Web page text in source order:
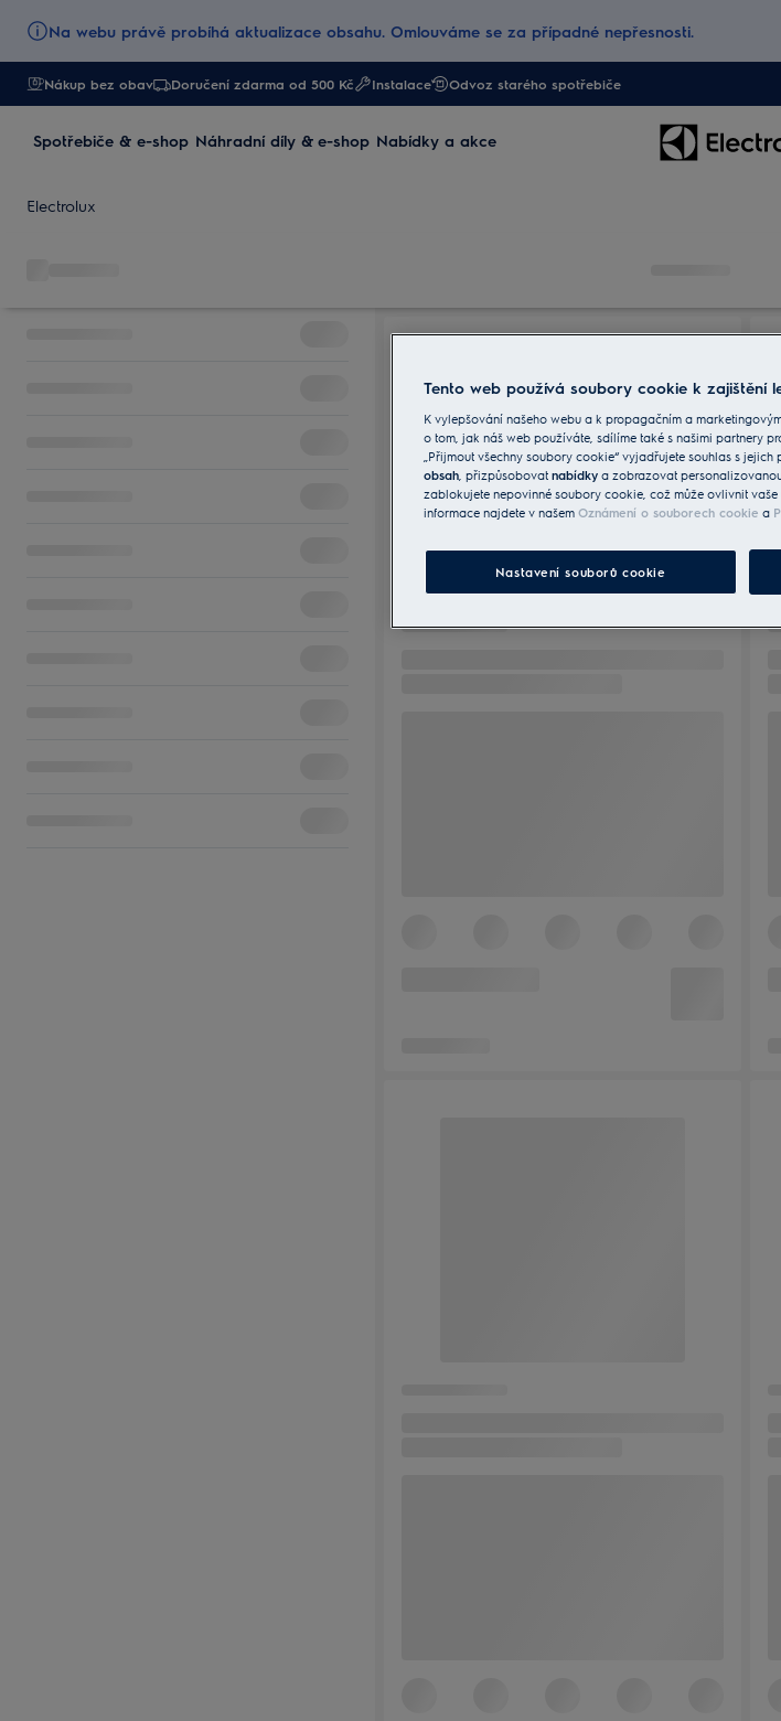
Na webu právě probíhá aktualizace obsahu. Omlouváme se za případné nepřesnosti.
Nákup bez obav Doručení zdarma od 500 Kč Instalace Odvoz starého spotřebiče
Spotřebiče & e-shop Náhradní díly & e-shop Nabídky a akce
Electrolux
Tento web používá soubory cookie k zajištění
K vylepšování našeho webu a k propagačním a
o tom, jak náš web používáte, sdílíme také s našimi partnery
„Přijmout všechny soubory cookie“ vyjadřujete souhlas s
obsah , přizpůsobovat nabídky a zobrazovat
zablokujete nepovinné soubory cookie, což může ovlivnit
informace najdete v našem Oznámení o souborech cookie a
Nastavení souborů cookie